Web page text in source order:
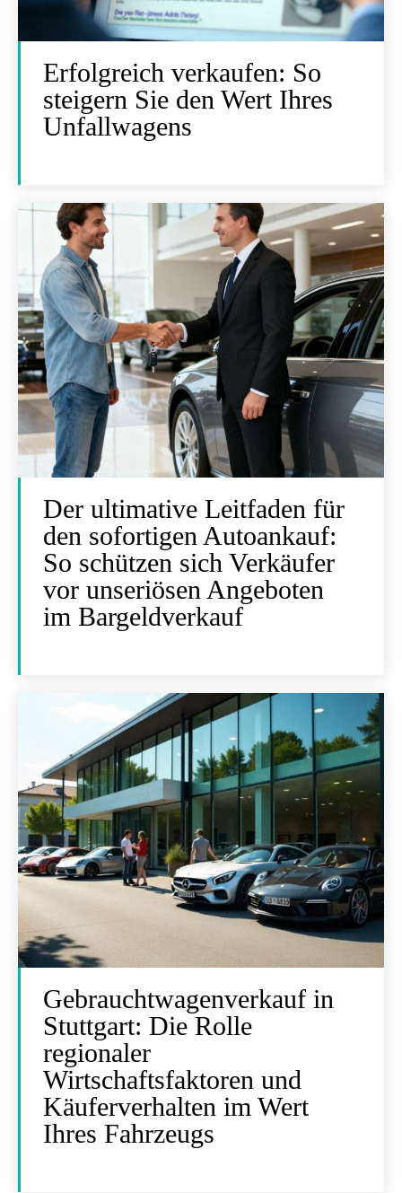
Erfolgreich verkaufen: So
steigern Sie den Wert Ihres
Unfallwagens
Der ultimative Leitfaden für
den sofortigen Autoankauf:
So schützen sich Verkäufer
vor unseriösen Angeboten
im Bargeldverkauf
Gebrauchtwagenverkauf in
Stuttgart: Die Rolle
regionaler
Wirtschaftsfaktoren und
Käuferverhalten im Wert
Ihres Fahrzeugs